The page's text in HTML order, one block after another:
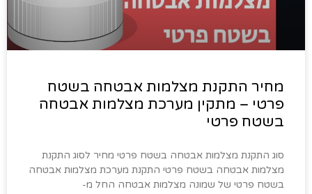
מחיר התקנת מצלמות אבטחה בשטח
פרטי – מתקין מערכת מצלמות אבטחה
בשטח פרטי
סוג התקנת מצלמות אבטחה בשטח פרטי מחיר לסוג התקנת
מצלמות אבטחה בשטח פרטי התקנת מערכת מצלמות אבטחה
בשטח פרטי של שמונה מצלמות אבטחה החל מ-